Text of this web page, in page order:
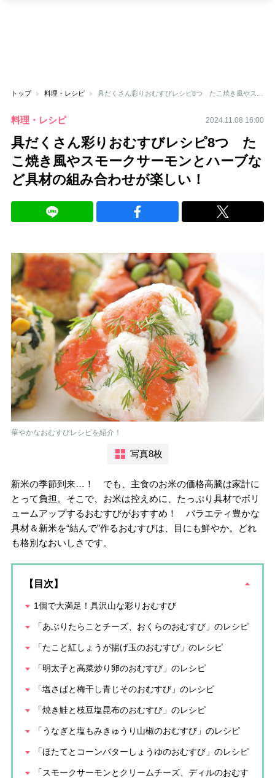
トップ 料理・レシピ
料理・レシピ 2024.11.08 16:00
具だくさん彩りおむすびレシピ8つ た
こ焼き風やスモークサーモンとハーブな
ど具材の組み合わせが楽しい！
華やかなおむすびレシピを紹介！
写真8枚
新米の季節到来…！ でも、主食のお米の価格高騰は家計に
とって負担。そこで、お米は控えめに、たっぷり具材でボリ
ュームアップするおむすびがおすすめ！ バラエティ豊かな
具材＆新米を“結んで”作るおむすびは、目にも鮮やか。どれ
も格別なおいしさです。
【目次】
1個で大満足！具沢山な彩りおむすび
「あぶりたらことチーズ、おくらのおむすび」のレシピ
「たこと紅しょうが揚げ玉のおむすび」のレシピ
「明太子と高菜炒り卵のおむすび」のレシピ
「塩さばと梅干し青じそのおむすび」のレシピ
「焼き鮭と枝豆塩昆布のおむすび」のレシピ
「うなぎと塩もみきゅうり山椒のおむすび」のレシピ
「ほたてとコーンバターしょうゆのおむすび」のレシピ
「スモークサーモンとクリームチーズ、ディルのおむす